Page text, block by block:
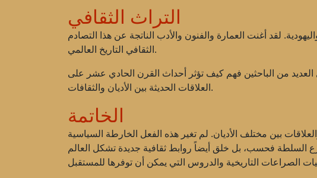
التراث الثقافي
لقد أغنت العمارة والفنون والأدب الناتجة عن هذا التصادم
الثقافي التاريخ العالمي.
العديد من الباحثين فهم كيف تؤثر أحداث القرن الحادي عشر على
العلاقات الحديثة بين الأديان والثقافات.
الخاتمة
العالمي والعلاقات بين مختلف الأديان. لم تغير هذه الفعل الخارطة السياسية
السلطة فحسب، بل خلق أيضاً روابط ثقافية جديدة تشكل العالم